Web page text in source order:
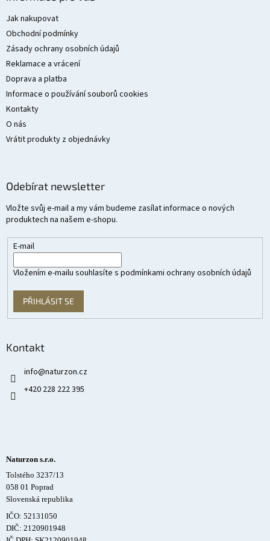
Jak nakupovat
Obchodní podmínky
Zásady ochrany osobních údajů
Reklamace a vrácení
Doprava a platba
Informace o používání souborů cookies
Kontakty
O nás
Vrátit produkty z objednávky
Odebírat newsletter
Vložte svůj e-mail a my vám budeme zasílat informace o nových
produktech na našem e-shopu.
E-mail
Vložením e-mailu souhlasíte s podmínkami ochrany osobních údajů
PŘIHLÁSIT SE
Kontakt
info@naturzon.cz
+420 228 222 395
Naturzon s.r.o.
Tolstého 3237/13
058 01 Poprad
Slovenská republika
IČO: 52131050
DIČ: 2120901948